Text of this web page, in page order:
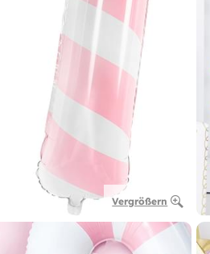
Vergrößern